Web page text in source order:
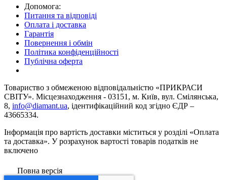
Допомога:
Питання та відповіді
Оплата і доставка
Гарантія
Повернення і обмін
Політика конфіденційності
Публічна оферта
Товариство з обмеженою вiдповiдальнiстю «ПРИКРАСИ
СВІТУ». Місцезнаходження - 03151, м. Київ, вул. Смілянська,
8, info@diamant.ua, ідентифікаційний код згідно ЄДР –
43665334.
Інформація про вартість доставки міститься у розділі «Оплата
та доставка». У розрахунок вартості товарів податків не
включено
Повна версія